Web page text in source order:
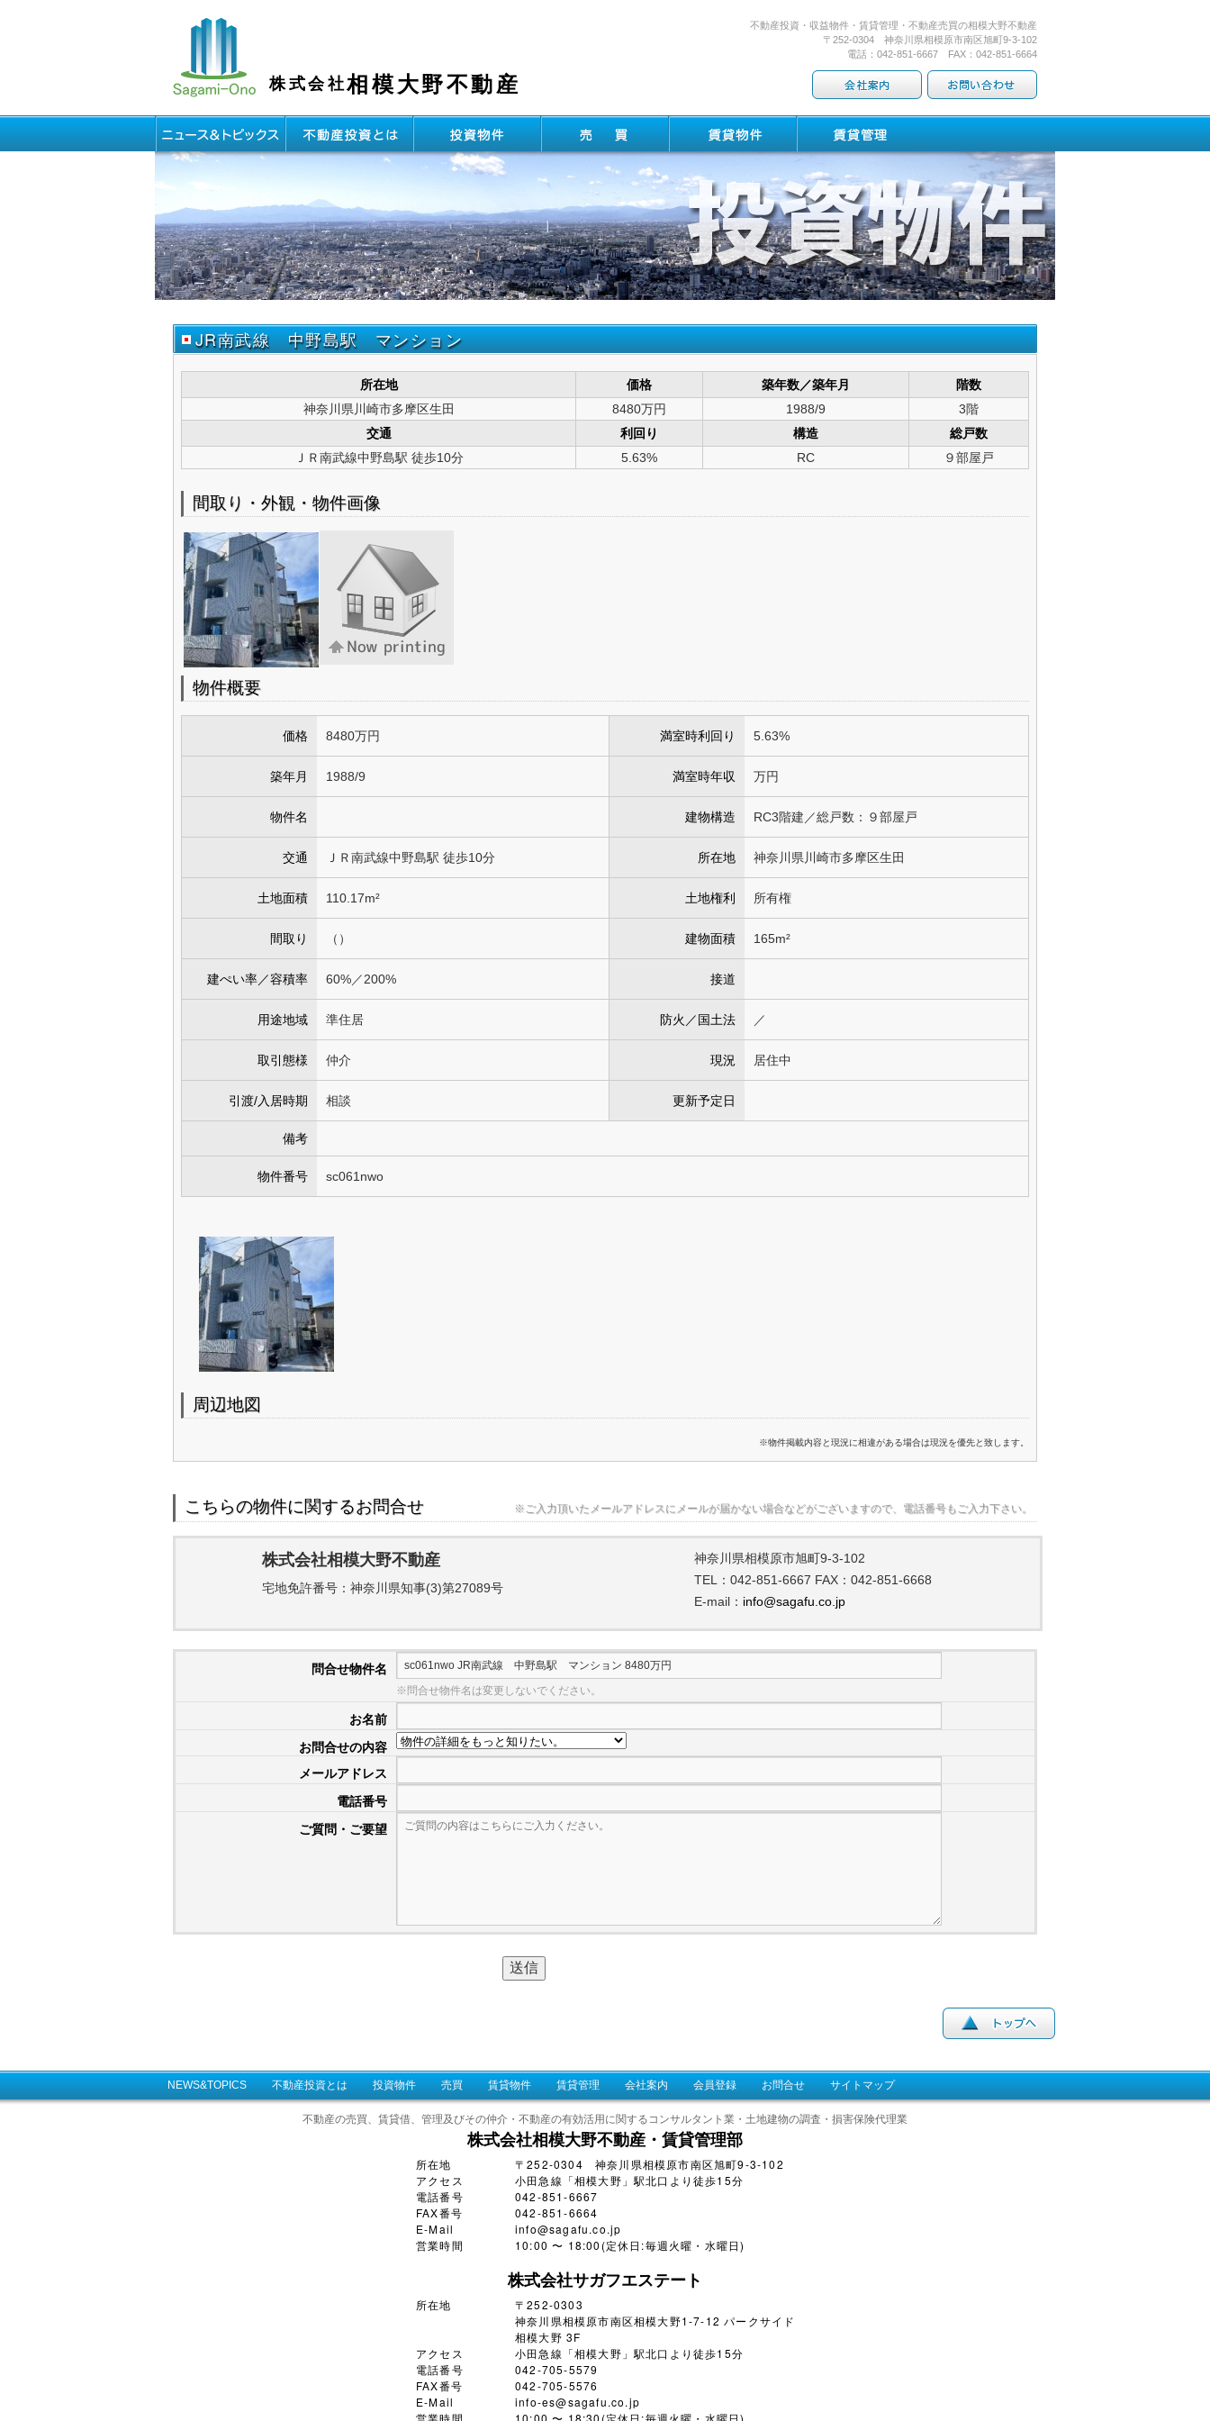
株式会社相模大野不動産
不動産投資・収益物件・賃貸管理・不動産売買の相模大野不動産
〒252-0304 神奈川県相模原市南区旭町9-3-102
電話：042-851-6667 FAX：042-851-6664
JR南武線 中野島駅 マンション
所在地 価格 築年数／築年月
階数
神奈川県川崎市多摩区生田
8480万円 1988/9
3階
交通
利回り 構造
総戸数
ＪＲ南武線中野島駅 徒歩10分
5.63% RC ９部屋戸
間取り・外観・物件画像
物件概要
価格 8480万円 満室時利回り 5.63%
築年月 1988/9 満室時年収 万円
物件名 建物構造 RC3階建／総戸数：９部屋戸
交通 ＪＲ南武線中野島駅 徒歩10分 所在地 神奈川県川崎市多摩区生田
土地面積 110.17m² 土地権利 所有権
間取り （） 建物面積 165m²
建ぺい率／容積率 60%／200% 接道
用途地域 準住居 防火／国土法 ／
取引態様 仲介 現況 居住中
引渡/入居時期 相談 更新予定日
備考
物件番号 sc061nwo
周辺地図
※物件掲載内容と現況に相違がある場合は現況を優先と致します。
こちらの物件に関するお問合せ ※ご入力頂いたメールアドレスにメールが届かない場合などがございますので、電話番号もご入力下さい。
株式会社相模大野不動産
宅地免許番号：神奈川県知事(3)第27089号
神奈川県相模原市旭町9-3-102
TEL：042-851-6667 FAX：042-851-6668
E-mail： info@sagafu.co.jp
問合せ物件名
※問合せ物件名は変更しないでください。
お名前
お問合せの内容
メールアドレス
電話番号
ご質問・ご要望
NEWS&TOPICS 不動産投資とは 投資物件 売買 賃貸物件 賃貸管理 会社案内 会員登録 お問合せ サイトマップ
不動産の売買、賃貸借、管理及びその仲介・不動産の有効活用に関するコンサルタント業・土地建物の調査・損害保険代理業
株式会社相模大野不動産・賃貸管理部
所在地
〒252-0304 神奈川県相模原市南区旭町9-3-102
アクセス
小田急線「相模大野」駅北口より徒歩15分
電話番号
042-851-6667
FAX番号
042-851-6664
E-Mail
info@sagafu.co.jp
営業時間
10:00 〜 18:00(定休日:毎週火曜・水曜日)
株式会社サガフエステート
所在地
〒252-0303
神奈川県相模原市南区相模大野1-7-12 パークサイド
相模大野 3F
アクセス
小田急線「相模大野」駅北口より徒歩15分
電話番号
042-705-5579
FAX番号
042-705-5576
E-Mail
info-es@sagafu.co.jp
営業時間
10:00 〜 18:30(定休日:毎週火曜・水曜日)